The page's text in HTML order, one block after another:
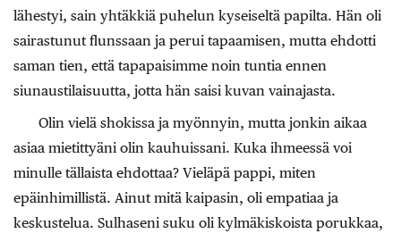
lähestyi, sain yhtäkkiä puhelun kyseiseltä papilta. Hän oli
sairastunut flunssaan ja perui tapaamisen, mutta ehdotti
saman tien, että tapapaisimme noin tuntia ennen
siunaustilaisuutta, jotta hän saisi kuvan vainajasta.
Olin vielä shokissa ja myönnyin, mutta jonkin aikaa
asiaa mietittyäni olin kauhuissani. Kuka ihmeessä voi
minulle tällaista ehdottaa? Vieläpä pappi, miten
epäinhimillistä. Ainut mitä kaipasin, oli empatiaa ja
keskustelua. Sulhaseni suku oli kylmäkiskoista porukkaa,